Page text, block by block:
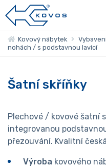
Kovový nábytek
nohách / s podstavnou lavicí
Šatní skříňky
Plechové / kovové šatní
integrovanou
přezouvání. Kvalitní
Výroba kovového